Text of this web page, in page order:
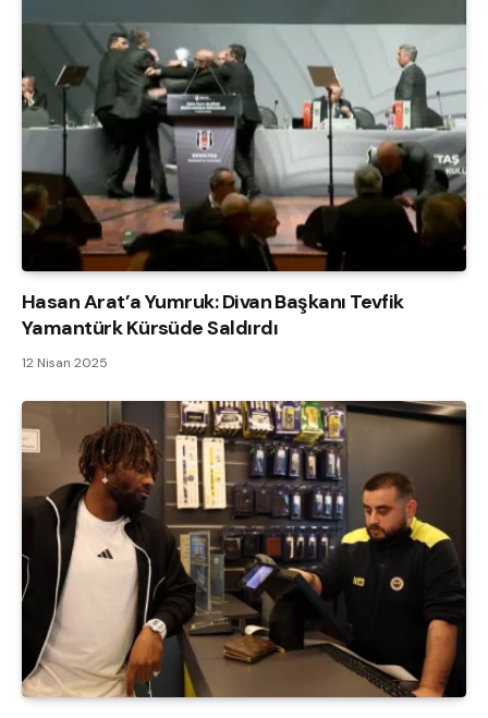
Hasan Arat’a Yumruk: Divan Başkanı Tevfik
Yamantürk Kürsüde Saldırdı
12 Nisan 2025